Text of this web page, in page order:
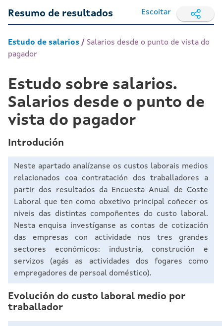
Resumo de resultados Escoitar
Estudo de salarios / Salarios desde o punto de vista do
pagador
Estudo sobre salarios.
Salarios desde o punto de
vista do pagador
Introdución
Neste apartado analízanse os custos laborais medios
relacionados coa contratación dos traballadores a
partir dos resultados da Encuesta Anual de Coste
Laboral que ten como obxetivo principal coñecer os
niveis das distintas compoñentes do custo laboral.
Nesta enquisa investíganse as contas de cotización
das empresas con actividade nos tres grandes
sectores económicos: industria, construción e
servizos (agás as actividades dos fogares como
empregadores de persoal doméstico).
Evolución do custo laboral medio por
traballador